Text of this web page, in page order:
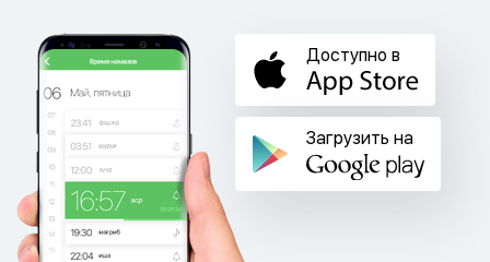
Доступно в
Загрузить на